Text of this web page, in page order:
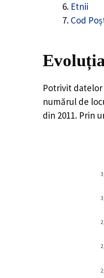
Etnii
Cod
Potrivit
numărul de
din 2011. Prin